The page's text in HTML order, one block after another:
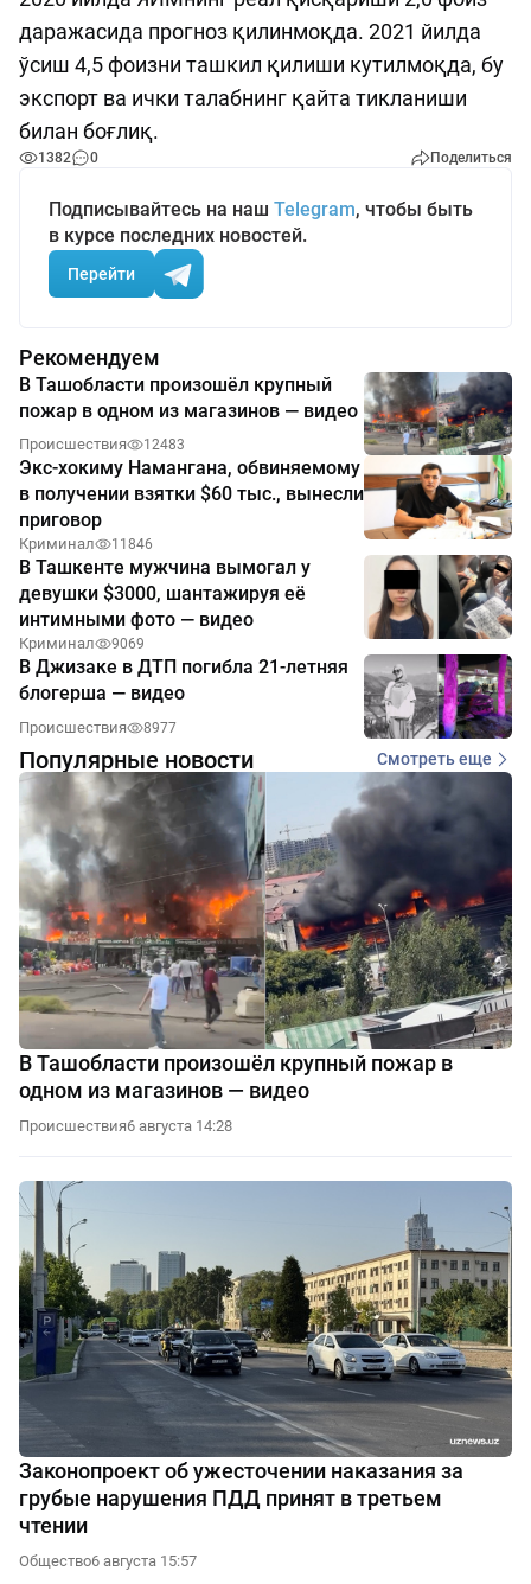
даражасида прогноз қилинмоқда. 2021 йилда
ўсиш 4,5 фоизни ташкил қилиши кутилмоқда, бу
экспорт ва ички талабнинг қайта тикланиши
билан боғлиқ.
1382 0 Поделиться
Подписывайтесь на наш Telegram, чтобы быть
в курсе последних новостей.
Перейти
Рекомендуем
В Ташобласти произошёл крупный
пожар в одном из магазинов — видео
Происшествия 12483
Экс-хокиму Намангана, обвиняемому
в получении взятки $60 тыс., вынесли
приговор
Криминал 11846
В Ташкенте мужчина вымогал у
девушки $3000, шантажируя её
интимными фото — видео
Криминал 9069
В Джизаке в ДТП погибла 21-летняя
блогерша — видео
Происшествия 8977
Популярные новости Смотреть еще
В Ташобласти произошёл крупный пожар в
одном из магазинов — видео
Происшествия6 августа 14:28
Законопроект об ужесточении наказания за
грубые нарушения ПДД принят в третьем
чтении
Общество6 августа 15:57